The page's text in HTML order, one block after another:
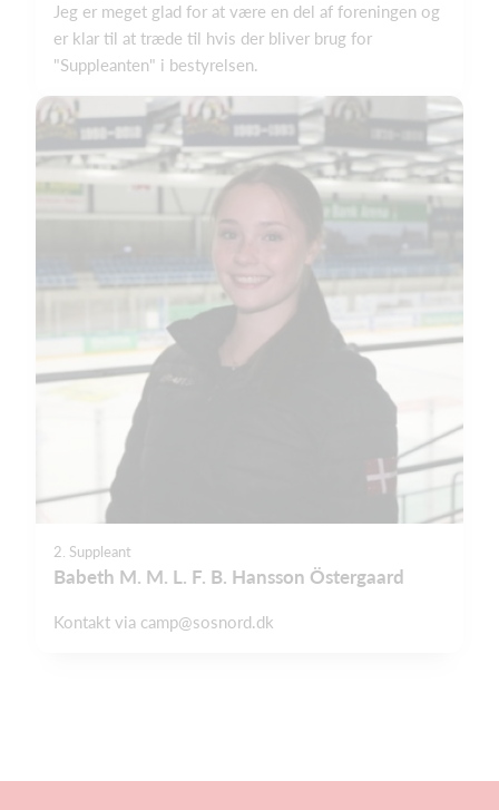
Jeg er meget glad for at være en del af foreningen og
er klar til at træde til hvis der bliver brug for
"Suppleanten" i bestyrelsen.
2. Suppleant
Babeth M. M. L. F. B. Hansson Östergaard
Kontakt via camp@sosnord.dk